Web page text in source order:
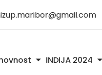
INDIJA 2024